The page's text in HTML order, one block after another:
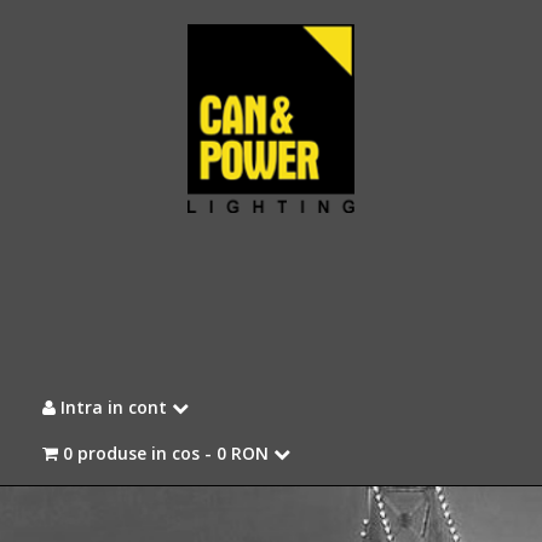
Intra in cont
0 produse in cos - 0 RON